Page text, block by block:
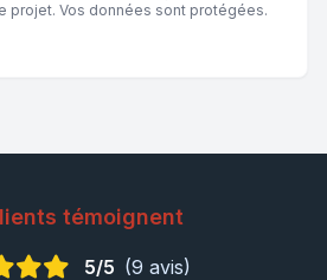
projet. Vos données sont protégées.
témoignent
5/5 (9 avis)